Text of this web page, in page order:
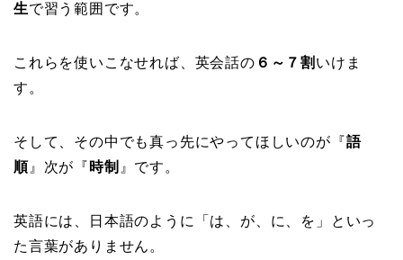
生で習う範囲です。
これらを使いこなせれば、英会話の ６～７割 いけま
す。
そして、その中でも真っ先にやってほしいのが『語
順』次が『 時制 』です。
英語には、日本語のように「は、が、に、を」といっ
た言葉がありません。